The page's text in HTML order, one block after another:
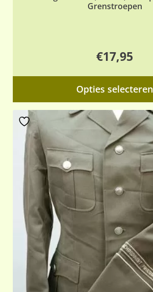
Grenstroepen
€17,95
Opties selecteren